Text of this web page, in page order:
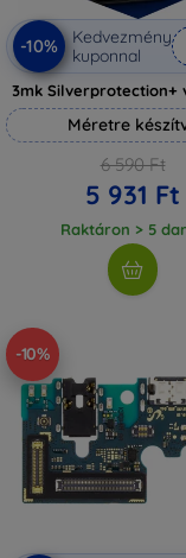
-10%
Kedvezmény
kuponnal
3mk Silverprotection+
Méretre
6 590 Ft
5 931 Ft
Raktáron > 5
-10%